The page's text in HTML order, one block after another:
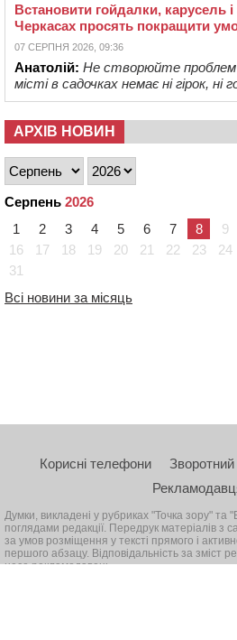
Встановити гойдалки, карусель
Черкасах просять покращити
07 СЕРПНЯ 2026, 09:36
Анатолій: Не створюйте проблем
місті в садочках немає ні гірок, ні
АРХІВ НОВИН
Серпень 2026
1
2 3 4 5 6 7 8 9
16
17 18 19 20 21 22 23 24
31
Всі новини за місяць
Корисні телефони Зворотний
Думки, викладені у рубриках "Точка зору" та
поглядами редакції. Передрук матеріалів з
за умов розміщення у тексті прямого і
першого абзацу. Відповідальність за зміст
несе рекламодавець